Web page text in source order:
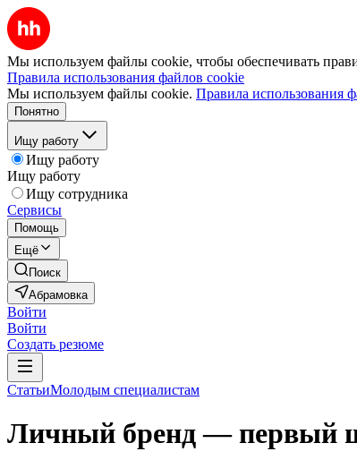
Мы используем файлы cookie, чтобы обеспечивать
Правила использования файлов cookie
Мы используем файлы cookie. Правила использования
Понятно
Ищу работу
Ищу работу
Ищу работу
Ищу сотрудника
Сервисы
Помощь
Ещё
Поиск
Абрамовка
Войти
Войти
Создать резюме
СтатьиМолодым специалистам
Личный бренд — первый